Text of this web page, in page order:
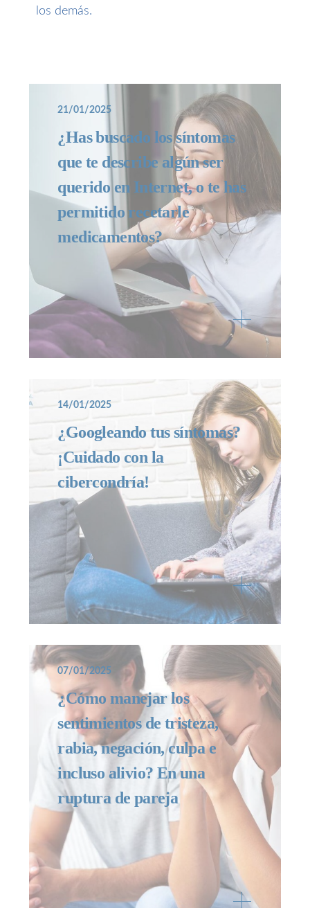
los demás.
21/01/2025
¿Has buscado los síntomas
que te describe algún ser
querido en Internet, o te has
permitido recetarle
medicamentos?
14/01/2025
¿Googleando tus síntomas?
¡Cuidado con la
cibercondría!
07/01/2025
¿Cómo manejar los
sentimientos de tristeza,
rabia, negación, culpa e
incluso alivio? En una
ruptura de pareja